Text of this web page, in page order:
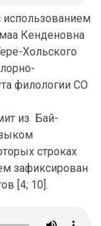
Кенденовна
Хольского
филологии СО
из Бай-
строках
зафиксирован
[4; 10].